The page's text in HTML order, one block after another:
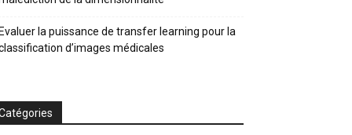
la puissance de transfer learning pour la
d’images médicales